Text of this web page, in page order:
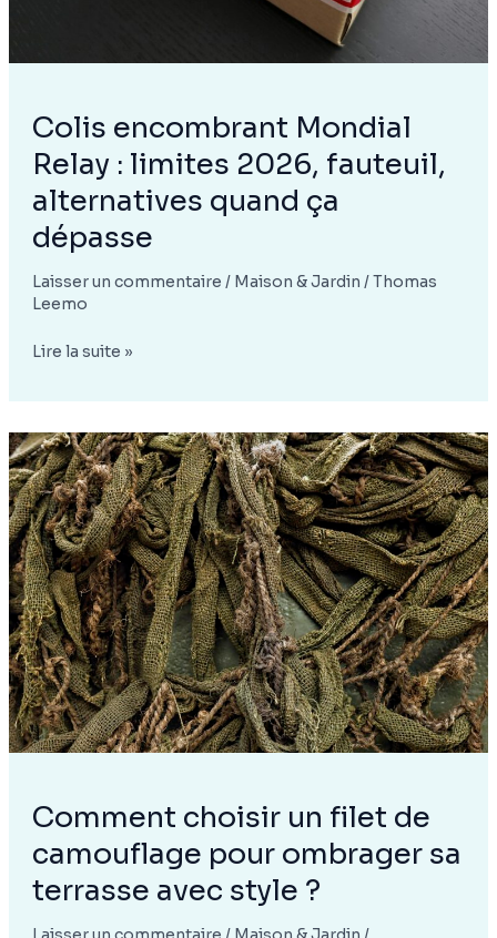
Colis encombrant Mondial
Relay : limites 2026, fauteuil,
alternatives quand ça
dépasse
Laisser un commentaire / Maison & Jardin /Thomas
Leemo
Colis
Relay
:
limites
2026,
fauteuil,
alternatives
quand
ça
dépasse
Lire la suite »
Comment choisir un filet de
camouflage pour ombrager sa
terrasse avec style ?